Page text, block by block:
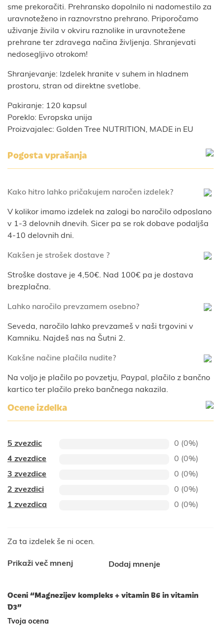
sme prekoračiti. Prehransko dopolnilo ni nadomestilo za
uravnoteženo in raznovrstno prehrano. Priporočamo
uživanje živila v okviru raznolike in uravnotežene
prehrane ter zdravega načina življenja. Shranjevati
nedosegljivo otrokom!
Shranjevanje: Izdelek hranite v suhem in hladnem
prostoru, stran od direktne svetlobe.
Pakiranje: 120 kapsul
Poreklo: Evropska unija
Proizvajalec: Golden Tree NUTRITION, MADE in EU
Pogosta vprašanja
Kako hitro lahko pričakujem naročen izdelek?
V kolikor imamo izdelek na zalogi bo naročilo odposlano
v 1-3 delovnih dnevih. Sicer pa se rok dobave podaljša
4-10 delovnih dni.
Kakšen je strošek dostave ?
Stroške dostave je 4,50€. Nad 100€ pa je dostava
brezplačna.
Lahko naročilo prevzamem osebno?
Seveda, naročilo lahko prevzameš v naši trgovini v
Kamniku. Najdeš nas na Šutni 2.
Kakšne načine plačila nudite?
Na voljo je plačilo po povzetju, Paypal, plačilo z bančno
kartico ter plačilo preko bančnega nakazila.
Ocene izdelka
5 zvezdic
0 (0%)
4 zvezdice
0 (0%)
3 zvezdice
0 (0%)
2 zvezdici
0 (0%)
1 zvezdica
0 (0%)
Za ta izdelek še ni ocen.
Prikaži več mnenj Dodaj mnenje
Oceni “Magnezijev kompleks + vitamin B6 in vitamin
D3”
Tvoja ocena